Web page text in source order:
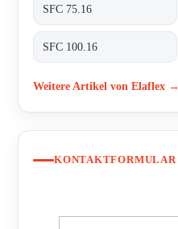
SFC 75.16
SFC 100.16
Weitere Artikel von Elaflex →
KONTAKTFORMULAR